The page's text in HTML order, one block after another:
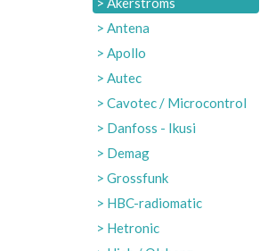
Antena
Apollo
Autec
Cavotec / Microcontrol
Danfoss - Ikusi
Demag
Grossfunk
HBC-radiomatic
Hetronic